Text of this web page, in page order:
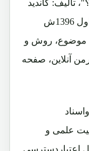
تألیف: کاندید
اکادمیسین محمد اعظم سیستانی، چاپ اول 1396ش
موضوع، روش و
آنلاین، صفحه
علمی و